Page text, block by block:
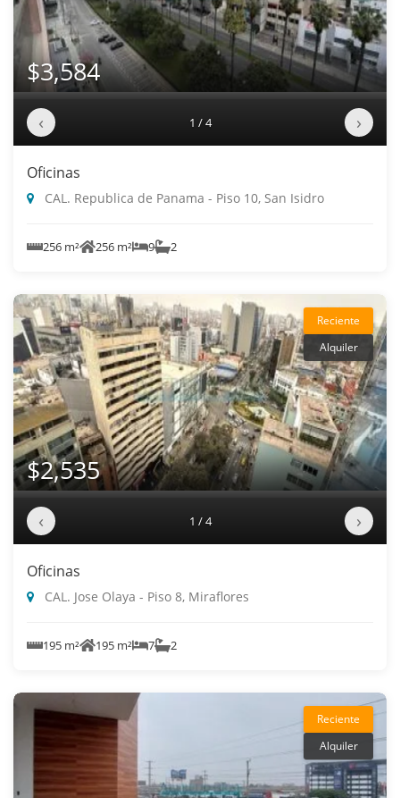
$3,584
‹ 1 / 4 ›
Oficinas
CAL. Republica de Panama - Piso 10, San Isidro
256 m² 256 m² 9 2
Reciente
Alquiler
$2,535
‹ 1 / 4 ›
Oficinas
CAL. Jose Olaya - Piso 8, Miraflores
195 m² 195 m² 7 2
Reciente
Alquiler